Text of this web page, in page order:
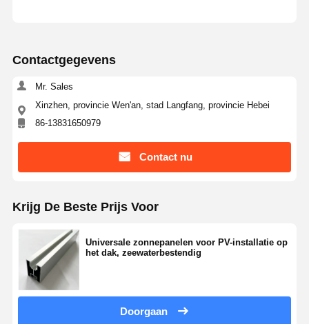
Contactgegevens
Mr. Sales
Xinzhen, provincie Wen'an, stad Langfang, provincie Hebei
86-13831650979
Contact nu
Krijg De Beste Prijs Voor
Universale zonnepanelen voor PV-installatie op
het dak, zeewaterbestendig
Doorgaan